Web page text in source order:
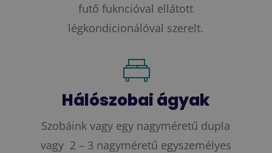
futő fukncióval ellátott
légkondicionálóval szerelt.
Hálószobai ágyak
Szobáink vagy egy nagyméretű dupla
vagy 2 – 3 nagyméretű egyszemélyes